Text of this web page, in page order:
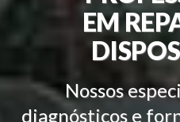
EM
Nossos
diagnósticos e